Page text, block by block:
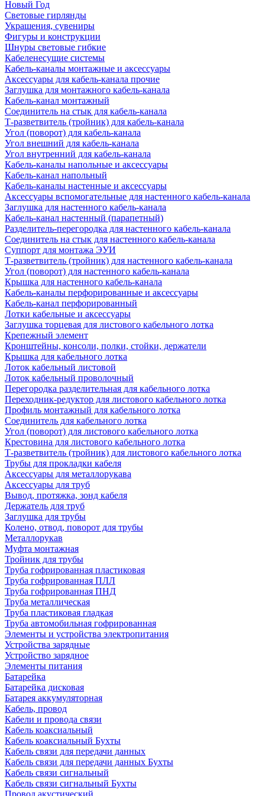
Новый Год
Световые гирлянды
Украшения, сувениры
Фигуры и конструкции
Шнуры световые гибкие
Кабеленесущие системы
Кабель-каналы монтажные и аксессуары
Аксессуары для кабель-канала прочие
Заглушка для монтажного кабель-канала
Кабель-канал монтажный
Соединитель на стык для кабель-канала
Т-разветвитель (тройник) для кабель-канала
Угол (поворот) для кабель-канала
Угол внешний для кабель-канала
Угол внутренний для кабель-канала
Кабель-каналы напольные и аксессуары
Кабель-канал напольный
Кабель-каналы настенные и аксессуары
Аксессуары вспомогательные для настенного кабель-канала
Заглушка для настенного кабель-канала
Кабель-канал настенный (парапетный)
Разделитель-перегородка для настенного кабель-канала
Соединитель на стык для настенного кабель-канала
Суппорт для монтажа ЭУИ
Т-разветвитель (тройник) для настенного кабель-канала
Угол (поворот) для настенного кабель-канала
Крышка для настенного кабель-канала
Кабель-каналы перфорированные и аксессуары
Кабель-канал перфорированный
Лотки кабельные и аксессуары
Заглушка торцевая для листового кабельного лотка
Крепежный элемент
Кронштейны, консоли, полки, стойки, держатели
Крышка для кабельного лотка
Лоток кабельный листовой
Лоток кабельный проволочный
Перегородка разделительная для кабельного лотка
Переходник-редуктор для листового кабельного лотка
Профиль монтажный для кабельного лотка
Соединитель для кабельного лотка
Угол (поворот) для листового кабельного лотка
Крестовина для листового кабельного лотка
Т-разветвитель (тройник) для листового кабельного лотка
Трубы для прокладки кабеля
Аксессуары для металлорукава
Аксессуары для труб
Вывод, протяжка, зонд кабеля
Держатель для труб
Заглушка для трубы
Колено, отвод, поворот для трубы
Металлорукав
Муфта монтажная
Тройник для трубы
Труба гофрированная пластиковая
Труба гофрированная ПЛЛ
Труба гофрированная ПНД
Труба металлическая
Труба пластиковая гладкая
Труба автомобильная гофрированная
Элементы и устройства электропитания
Устройства зарядные
Устройство зарядное
Элементы питания
Батарейка
Батарейка дисковая
Батарея аккумуляторная
Кабель, провод
Кабели и провода связи
Кабель коаксиальный
Кабель коаксиальный Бухты
Кабель связи для передачи данных
Кабель связи для передачи данных Бухты
Кабель связи сигнальный
Кабель связи сигнальный Бухты
Провод акустический